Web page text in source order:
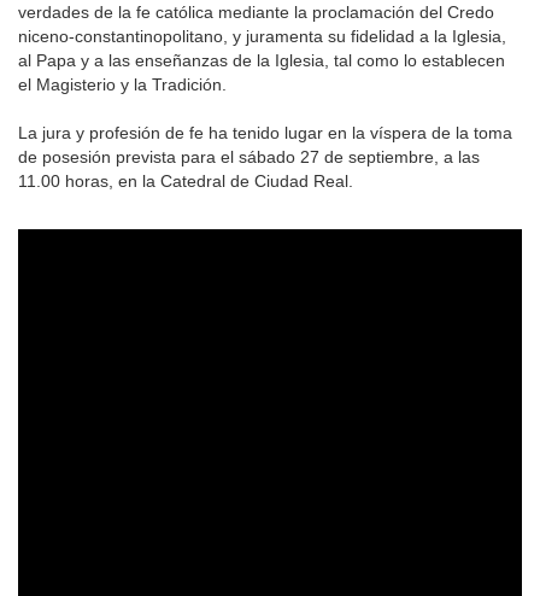
verdades de la fe católica mediante la proclamación del Credo
niceno-constantinopolitano, y juramenta su fidelidad a la Iglesia,
al Papa y a las enseñanzas de la Iglesia, tal como lo establecen
el Magisterio y la Tradición.
La jura y profesión de fe ha tenido lugar en la víspera de la toma
de posesión prevista para el sábado 27 de septiembre, a las
11.00 horas, en la Catedral de Ciudad Real.